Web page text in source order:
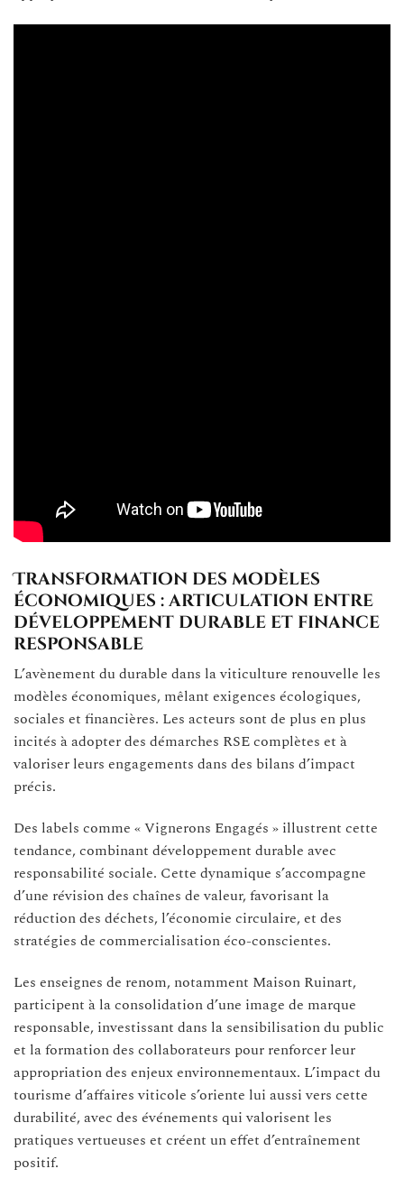
Transformation des modèles
économiques : articulation entre
développement durable et finance
responsable
L’avènement du durable dans la viticulture renouvelle les
modèles économiques, mêlant exigences écologiques,
sociales et financières. Les acteurs sont de plus en plus
incités à adopter des démarches RSE complètes et à
valoriser leurs engagements dans des bilans d’impact
précis.
Des labels comme « Vignerons Engagés » illustrent cette
tendance, combinant développement durable avec
responsabilité sociale. Cette dynamique s’accompagne
d’une révision des chaînes de valeur, favorisant la
réduction des déchets, l’économie circulaire, et des
stratégies de commercialisation éco-conscientes.
Les enseignes de renom, notamment Maison Ruinart,
participent à la consolidation d’une image de marque
responsable, investissant dans la sensibilisation du public
et la formation des collaborateurs pour renforcer leur
appropriation des enjeux environnementaux. L’impact du
tourisme d’affaires viticole s’oriente lui aussi vers cette
durabilité, avec des événements qui valorisent les
pratiques vertueuses et créent un effet d’entraînement
positif.